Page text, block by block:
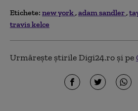
Etichete: new york adam sandler
travis kelce
Urmărește știrile Digi24.ro și pe